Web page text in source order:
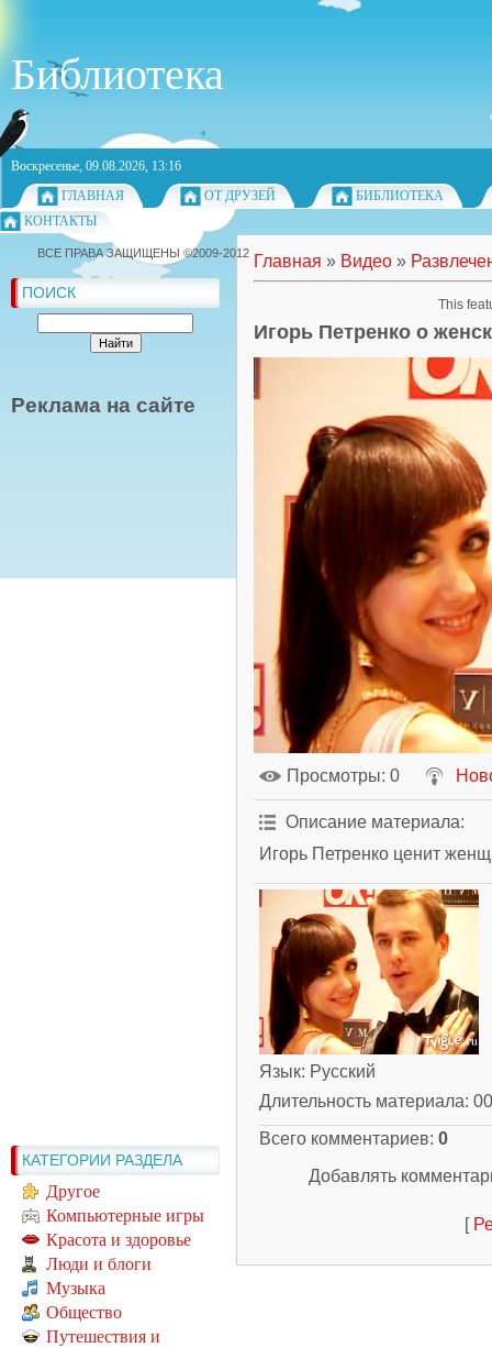
Библиотека
Воскресенье, 09.08.2026, 13:16
ГЛАВНАЯ
ОТ ДРУЗЕЙ
БИБЛИОТЕКА
КОНТАКТЫ
ПОИСК
Реклама на сайте
КАТЕГОРИИ РАЗДЕЛА
Другое
Компьютерные игры
Красота и здоровье
Люди и блоги
Музыка
Общество
Путешествия и
Главная » Видео »
Игорь Петренко о
Просмотры: 0
Описание материала:
Игорь Петренко ценит
Язык: Русский
Длительность материала:
Всего комментариев: 0
Добавлять
[
ВСЕ ПРАВА ЗАЩИЩЕНЫ ©2009-2012
This